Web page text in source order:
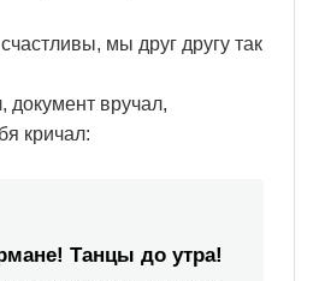
мы друг другу так
документ вручал,
кричал:
Танцы до утра!